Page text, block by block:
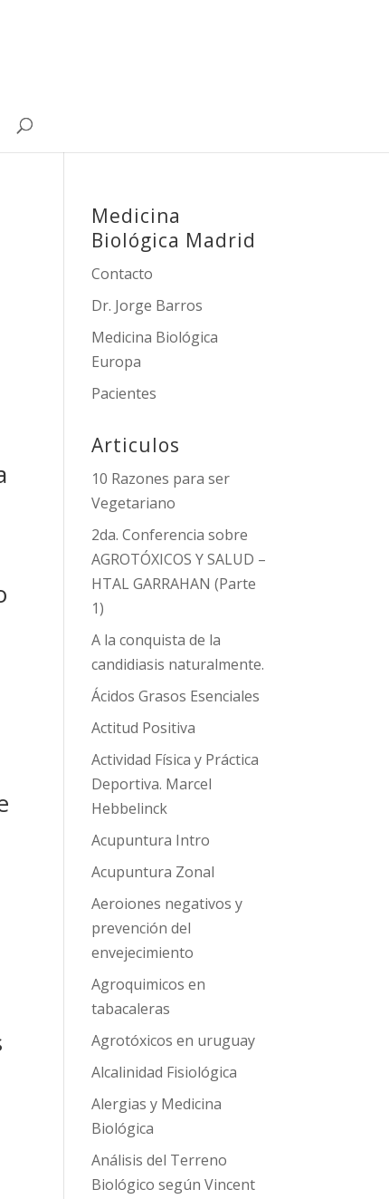
Medicina
Biológica Madrid
Contacto
Dr. Jorge Barros
Medicina Biológica
Europa
Pacientes
Articulos
10 Razones para ser
Vegetariano
2da. Conferencia sobre
AGROTÓXICOS Y SALUD –
HTAL GARRAHAN (Parte
1)
A la conquista de la
candidiasis naturalmente.
Ácidos Grasos Esenciales
Actitud Positiva
Actividad Física y Práctica
Deportiva. Marcel
Hebbelinck
Acupuntura Intro
Acupuntura Zonal
Aeroiones negativos y
prevención del
envejecimiento
Agroquimicos en
tabacaleras
Agrotóxicos en uruguay
Alcalinidad Fisiológica
Alergias y Medicina
Biológica
Análisis del Terreno
Biológico según Vincent